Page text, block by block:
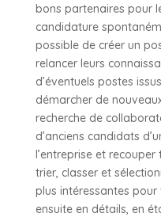
bons partenaires pour
candidature
possible de créer un
relancer leurs
d’éventuels postes
démarcher de
recherche de
d’anciens candidats
l’entreprise et
trier, classer et
plus intéressantes
ensuite en détails, en